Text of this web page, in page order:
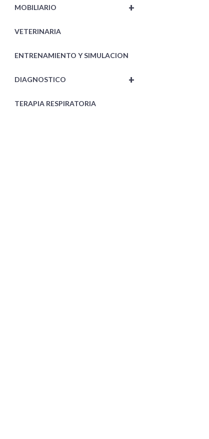
+
MOBILIARIO
VETERINARIA
ENTRENAMIENTO Y SIMULACION
+
DIAGNOSTICO
TERAPIA RESPIRATORIA